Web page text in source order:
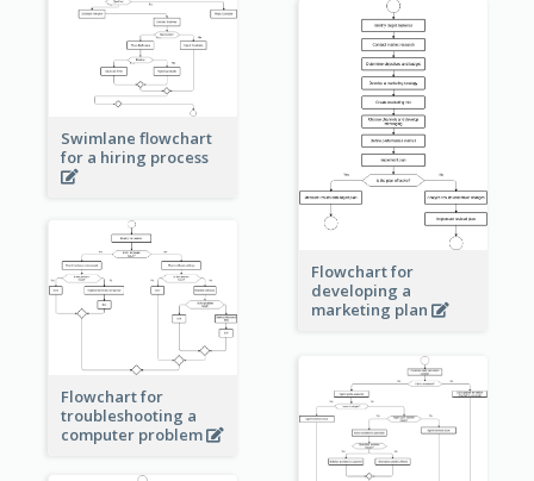
Swimlane flowchart
for a hiring process
Flowchart for
developing a
marketing plan
Flowchart for
troubleshooting a
computer problem